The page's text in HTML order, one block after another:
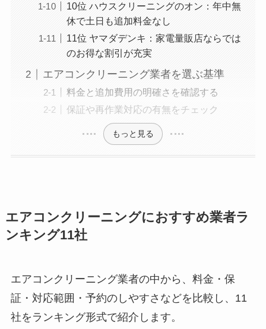
10位 ハウスクリーニングのオン：年中無
休で土日も追加料金なし
11位 ヤマダデンキ：家電量販店ならでは
のお得な割引が充実
エアコンクリーニング業者を選ぶ基準
料金と追加費用の明確さを確認する
保証や再作業対応の有無をチェック
もっと見る
エアコンクリーニングにおすすめ業者ラ
ンキング11社
エアコンクリーニング業者の中から、料金・保
証・対応範囲・予約のしやすさなどを比較し、11
社をランキング形式で紹介します。